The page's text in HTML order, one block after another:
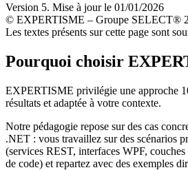
Version 5. Mise à jour le 01/01/2026
© EXPERTISME – Groupe SELECT®
Les textes présents sur cette page sont
Pourquoi choisir
EXPERTISME privilégie une approche
résultats et adaptée à votre contexte.
Notre pédagogie repose sur des cas
.NET : vous travaillez sur des scénarios
(services REST, interfaces WPF,
de code) et repartez avec des exemples